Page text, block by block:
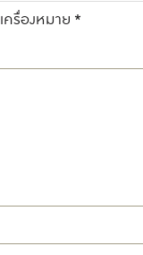
ครื่องหมาย *